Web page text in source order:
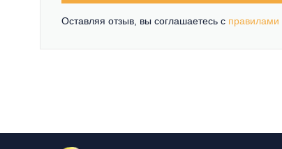
Оставляя отзыв, вы соглашаетесь c правилами